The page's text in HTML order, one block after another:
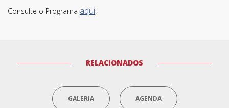
Consulte o Programa aqui
RELACIONADOS
GALERIA AGENDA